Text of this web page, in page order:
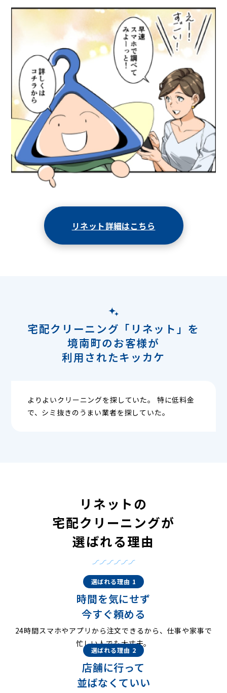
リネット詳細はこちら
宅配クリーニング「リネット」を
境南町のお客様が
利用されたキッカケ
よりよいクリーニングを探していた。 特に低料金
で、シミ抜きのうまい業者を探していた。
リネットの
宅配クリーニングが
選ばれる理由
選ばれる理由 1
時間を気にせず
今すぐ頼める
24時間スマホやアプリから注文できるから、仕事や家事で
忙しい人でも大丈夫。
選ばれる理由 2
店舗に行って
並ばなくていい